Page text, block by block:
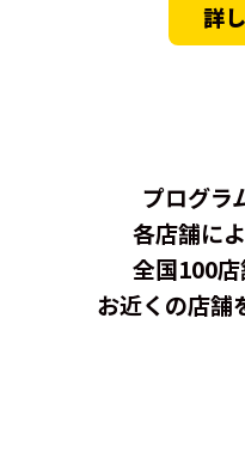
詳
プログラ
各店舗に
全国100
お近くの店舗